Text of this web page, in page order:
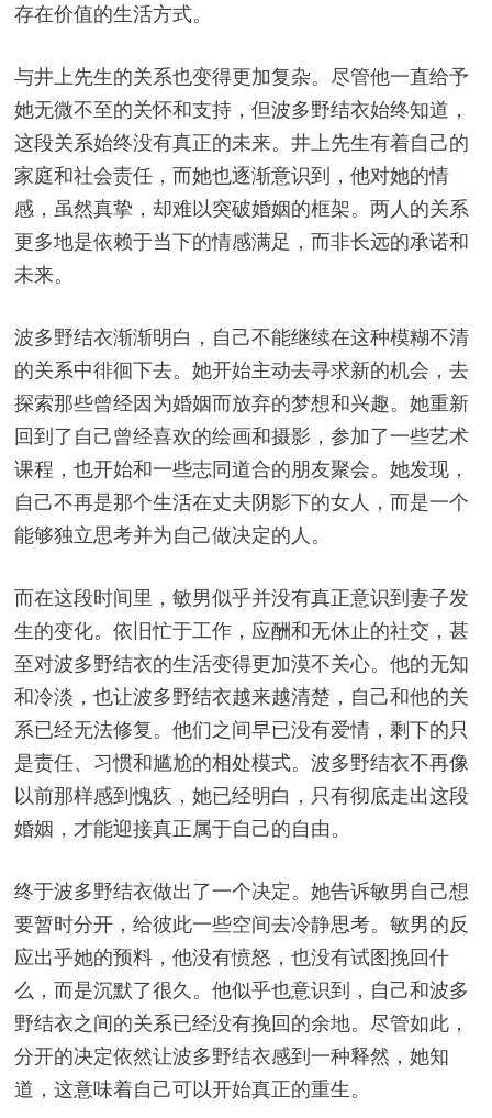
存在价值的生活方式。
与井上先生的关系也变得更加复杂。尽管他一直给予
她无微不至的关怀和支持，但波多野结衣始终知道，
这段关系始终没有真正的未来。井上先生有着自己的
家庭和社会责任，而她也逐渐意识到，他对她的情
感，虽然真挚，却难以突破婚姻的框架。两人的关系
更多地是依赖于当下的情感满足，而非长远的承诺和
未来。
波多野结衣渐渐明白，自己不能继续在这种模糊不清
的关系中徘徊下去。她开始主动去寻求新的机会，去
探索那些曾经因为婚姻而放弃的梦想和兴趣。她重新
回到了自己曾经喜欢的绘画和摄影，参加了一些艺术
课程，也开始和一些志同道合的朋友聚会。她发现，
自己不再是那个生活在丈夫阴影下的女人，而是一个
能够独立思考并为自己做决定的人。
而在这段时间里，敏男似乎并没有真正意识到妻子发
生的变化。依旧忙于工作，应酬和无休止的社交，甚
至对波多野结衣的生活变得更加漠不关心。他的无知
和冷淡，也让波多野结衣越来越清楚，自己和他的关
系已经无法修复。他们之间早已没有爱情，剩下的只
是责任、习惯和尴尬的相处模式。波多野结衣不再像
以前那样感到愧疚，她已经明白，只有彻底走出这段
婚姻，才能迎接真正属于自己的自由。
终于波多野结衣做出了一个决定。她告诉敏男自己想
要暂时分开，给彼此一些空间去冷静思考。敏男的反
应出乎她的预料，他没有愤怒，也没有试图挽回什
么，而是沉默了很久。他似乎也意识到，自己和波多
野结衣之间的关系已经没有挽回的余地。尽管如此，
分开的决定依然让波多野结衣感到一种释然，她知
道，这意味着自己可以开始真正的重生。